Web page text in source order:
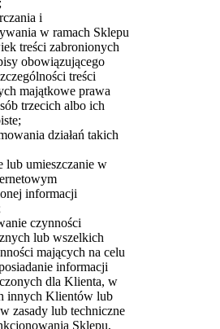
i
w ramach Sklepu
treści zabronionych
obowiązującego
treści
majątkowe prawa
trzecich albo ich
działań takich
lub umieszczanie w
informacji
czynności
lub wszelkich
mających na celu
informacji
dla Klienta, w
innych Klientów lub
zasady lub techniczne
Sklepu,